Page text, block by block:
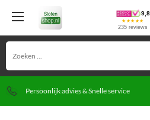
9,8
★★★★★
235 reviews
Gratis verzending vanaf €150
Meer dan 30 jaar ervaring
Persoonlijk advies & Snelle service